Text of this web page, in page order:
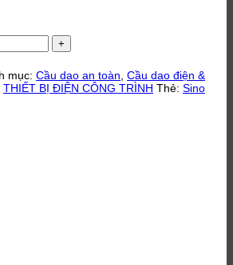
mục: Cầu dao an toàn Cầu dao điện &
THIẾT BỊ ĐIỆN CÔNG TRÌNH Thẻ: Sino